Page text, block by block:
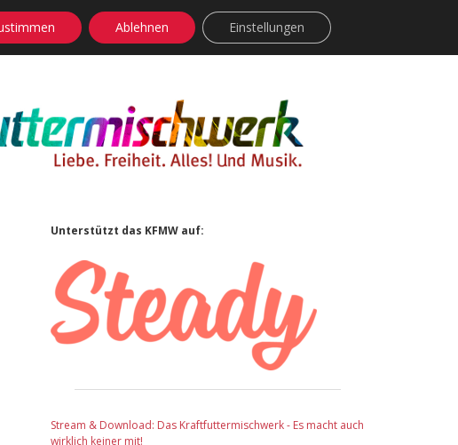
facebook
instagram
rss soundcloud
vimeoBluesky
Sidebar
Unterstützt das KFMW auf:
Stream & Download: Das Kraftfuttermischwerk - Es macht auch
wirklich keiner mit!
Ablehnen Einstellungen